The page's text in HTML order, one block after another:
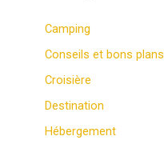
Camping
Conseils et bons plans
Croisière
Destination
Hébergement